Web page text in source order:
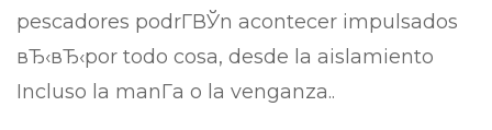
pescadores podrГ­ВЎn acontecer impulsados
вЂ‹вЂ‹por todo cosa, desde la aislamiento
Incluso la manГ­a o la venganza..